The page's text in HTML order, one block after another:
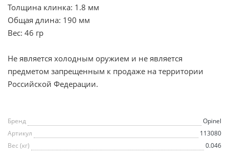
Толщина клинка: 1.8 мм
Общая длина: 190 мм
Вес: 46 гр
Не является холодным оружием и не является
предметом запрещенным к продаже на территории
Российской Федерации.
Бренд
Opinel
Артикул
113080
Вес (кг)
0.046